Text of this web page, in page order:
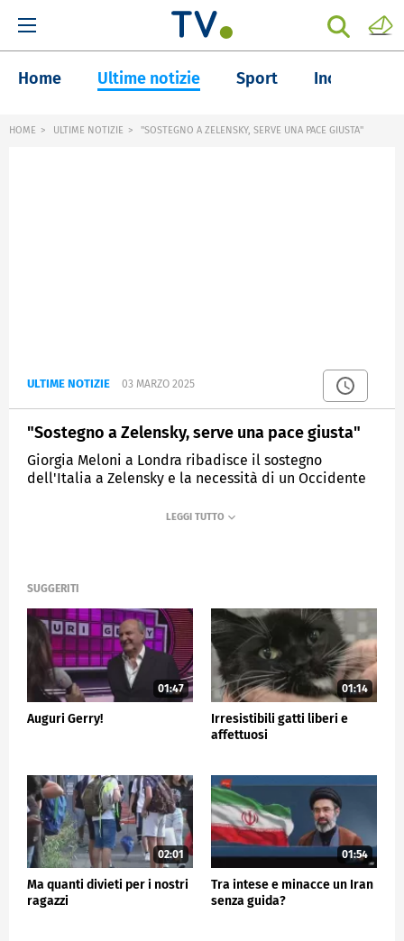
Home Ultime notizie Sport Inchieste
HOME ULTIME NOTIZIE "SOSTEGNO A ZELENSKY, SERVE UNA PACE GIUSTA"
ULTIME NOTIZIE 03 MARZO 2025
"Sostegno a Zelensky, serve una pace giusta"
Giorgia Meloni a Londra ribadisce il sostegno
dell'Italia a Zelensky e la necessità di un Occidente
SUGGERITI
01:47
Auguri Gerry!
01:14
Irresistibili gatti liberi e
affettuosi
02:01
Ma quanti divieti per i nostri
ragazzi
01:54
Tra intese e minacce un Iran
senza guida?